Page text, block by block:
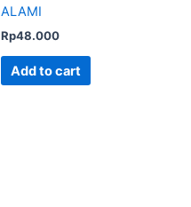
ALAMI
Rp48.000
Add to cart